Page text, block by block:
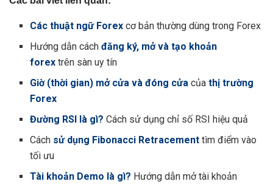
Các thuật ngữ Forex cơ bản thường dùng trong Forex
Hướng dẫn cáchđăng ký, mở và tạo khoản
forex trên sàn uy tín
Giờ (thời gian) mở cửa và đóng cửa củathị trường
Forex
Đường RSI là gì? Cách sử dụng chỉ số RSI hiệu quả
Cách sử dụng Fibonacci Retracement tìm điểm vào
tối ưu
Tài khoản Demo là gì? Hướng dẫn mở tài khoản